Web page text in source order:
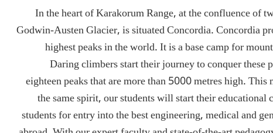
In the heart of Karakorum Range, at the confluence of
Godwin-Austen Glacier, is situated Concordia. Concordia
highest peaks in the world. It is a base camp for
Daring climbers start their journey to conquer these
eighteen peaks that are more than 5000 metres high.
the same spirit, our students will start their
students for entry into the best engineering, medical and